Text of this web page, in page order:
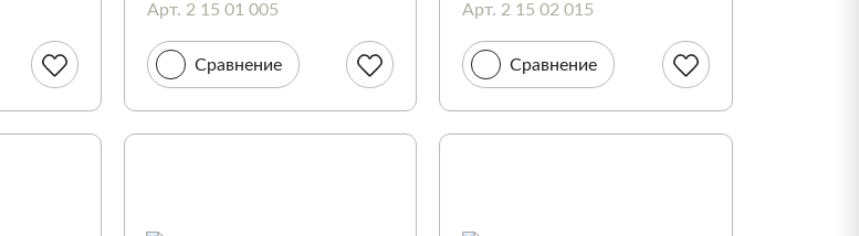
Арт. 2 15 01 005
Сравнение
Арт. 2 15 02 015
Сравнение